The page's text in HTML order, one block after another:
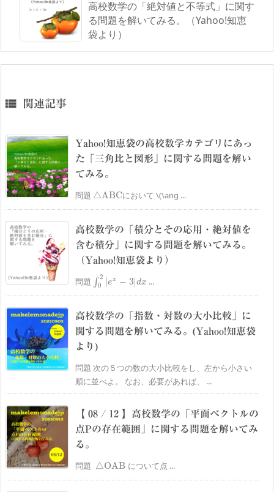
高校数学の「絶対値と不等式」に関す
る問題を解いてみる。（Yahoo!知恵
袋より）
 関連記事
Yahoo!知恵袋の高校数学カテゴリにあっ
た「三角比と図形」に関する問題を解い
てみる。
問題 △ ABCにおいて \(\ang ...
高校数学の「積分とその応用・絶対値を
含む積分」に関する問題を解いてみる。
（Yahoo!知恵袋より）
問題 02 | e 3| d ...
高校数学の「指数・対数の大小比較」に
関する問題を解いてみる。(Yahoo!知恵袋
より)
問題 次の５つの数の大小比較をし、左から小さい
順に並べよ。 なお、必要があれば、 ...
【 08 / 12 】高校数学の「平面ベクトルの
点Pの存在範囲」に関する問題を解いてみ
る。
問題 △ OAB について点 ...